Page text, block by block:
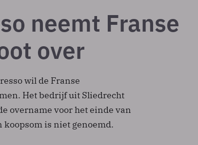
neemt Franse
over
wil de Franse
Het bedrijf uit Sliedrecht
overname voor het einde van
koopsom is niet genoemd.